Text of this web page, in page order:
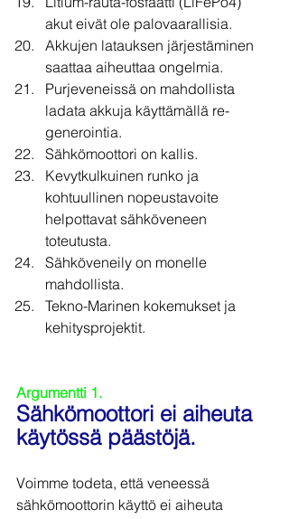
akut eivät ole palovaarallisia.
Akkujen latauksen järjestäminen
saattaa aiheuttaa ongelmia.
Purjeveneissä on mahdollista
ladata akkuja käyttämällä re-
generointia.
Sähkömoottori on kallis.
Kevytkulkuinen runko ja
kohtuullinen nopeustavoite
helpottavat sähköveneen
toteutusta.
Sähköveneily on monelle
mahdollista.
Tekno-Marinen kokemukset ja
kehitysprojektit.
Argumentti 1.
Sähkömoottori ei aiheuta
käytössä päästöjä.
Voimme todeta, että veneessä
sähkömoottorin käyttö ei aiheuta